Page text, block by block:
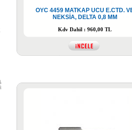
OYC 4459 MATKAP UCU E.CTD.
NEKSİA, DELTA 0,8 MM
Kdv Dahil : 960,00 TL